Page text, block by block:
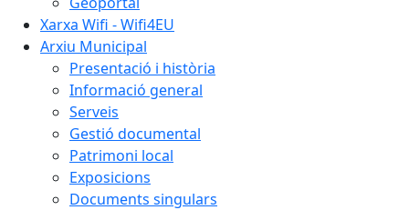
Xarxa Wifi - Wifi4EU
Arxiu Municipal
Presentació i història
Informació general
Serveis
Gestió documental
Patrimoni local
Exposicions
Documents singulars